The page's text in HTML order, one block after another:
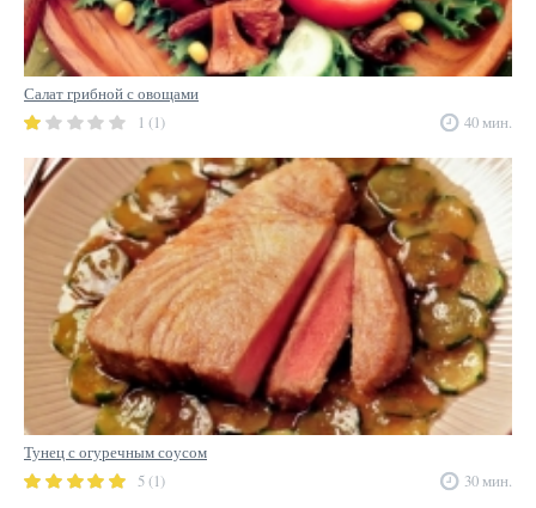
Салат грибной с овощами
1 (1)
40 мин.
Тунец с огуречным соусом
5 (1)
30 мин.